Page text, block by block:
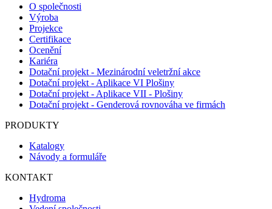
O společnosti
Výroba
Projekce
Certifikace
Ocenění
Kariéra
Dotační projekt - Mezinárodní veletržní akce
Dotační projekt - Aplikace VI Plošiny
Dotační projekt - Aplikace VII - Plošiny
Dotační projekt - Genderová rovnováha ve firmách
PRODUKTY
Katalogy
Návody a formuláře
KONTAKT
Hydroma